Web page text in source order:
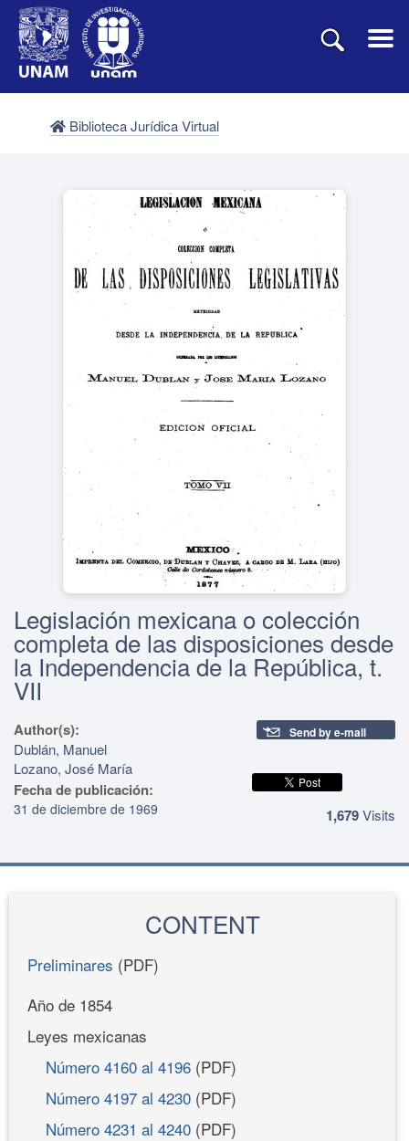
Biblioteca Jurídica Virtual
Legislación mexicana o colección
completa de las disposiciones desde
la Independencia de la República, t.
VII
Author(s):
Dublán, Manuel
Lozano, José María
Fecha de publicación:
31 de diciembre de 1969
Send by e-mail
1,679Visits
CONTENT
Preliminares (PDF)
Año de 1854
Leyes mexicanas
Número 4160 al 4196 (PDF)
Número 4197 al 4230 (PDF)
Número 4231 al 4240 (PDF)